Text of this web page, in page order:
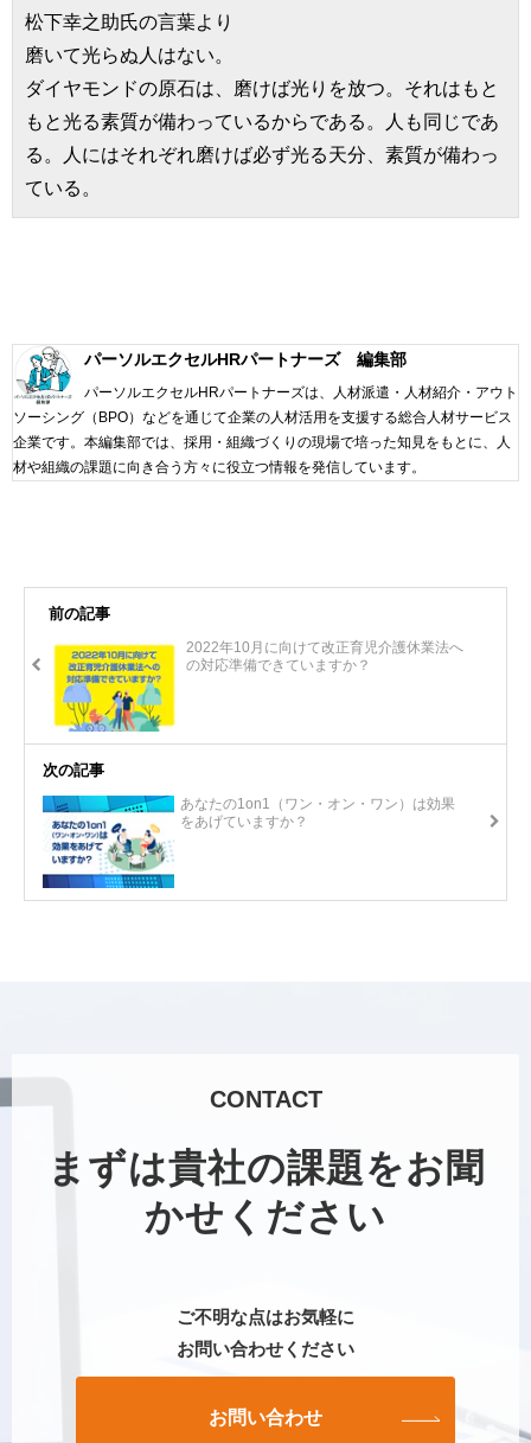
松下幸之助氏の言葉より
磨いて光らぬ人はない。
ダイヤモンドの原石は、磨けば光りを放つ。それはもと
もと光る素質が備わっているからである。人も同じであ
る。人にはそれぞれ磨けば必ず光る天分、素質が備わっ
ている。
パーソルエクセルHRパートナーズ 編集部
パーソルエクセルHRパートナーズは、人材派遣・人材紹介・アウト
ソーシング（BPO）などを通じて企業の人材活用を支援する総合人材サービス
企業です。本編集部では、採用・組織づくりの現場で培った知見をもとに、人
材や組織の課題に向き合う方々に役立つ情報を発信しています。
前の記事
2022年10月に向けて改正育児介護休業法へ
の対応準備できていますか？
次の記事
あなたの1on1（ワン・オン・ワン）は効果
をあげていますか？
CONTACT
まずは貴社の課題をお聞
かせください
ご不明な点はお気軽に
お問い合わせください
お問い合わせ